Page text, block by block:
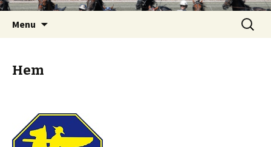
Menu
Search
for:
Hem